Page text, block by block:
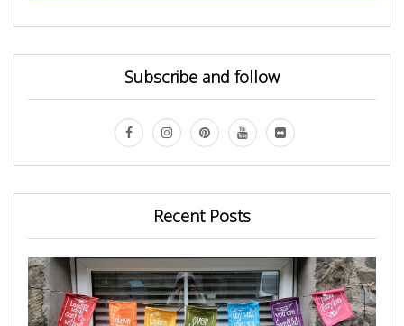
Subscribe and follow
Recent Posts